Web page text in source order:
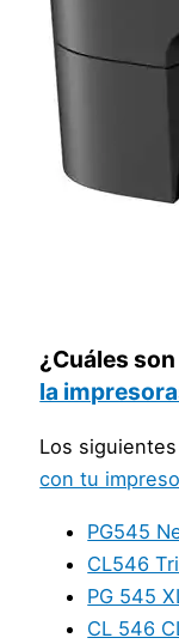
¿Cuáles
la
Los
con tu
PG545
CL546
PG 545
CL 546